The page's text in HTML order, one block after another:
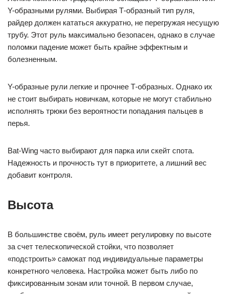
Y-образными рулями. Выбирая Т-образный тип руля,
райдер должен кататься аккуратно, не перегружая несущую
трубу. Этот руль максимально безопасен, однако в случае
поломки падение может быть крайне эффектным и
болезненным.
Y-образные рули легкие и прочнее Т-образных. Однако их
не стоит выбирать новичкам, которые не могут стабильно
исполнять трюки без вероятности попадания пальцев в
перья.
Bat-Wing часто выбирают для парка или скейт спота.
Надежность и прочность тут в приоритете, а лишний вес
добавит контроля.
Высота
В большинстве своём, руль имеет регулировку по высоте
за счет телескопической стойки, что позволяет
«подстроить» самокат под индивидуальные параметры
конкретного человека. Настройка может быть либо по
фиксированным зонам или точной. В первом случае,